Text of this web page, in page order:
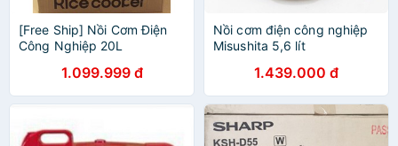
[Free Ship] Nồi Cơm Điện
Công Nghiệp 20L
1.099.999 đ
Nồi cơm điện công nghiệp
Misushita 5,6 lít
1.439.000 đ